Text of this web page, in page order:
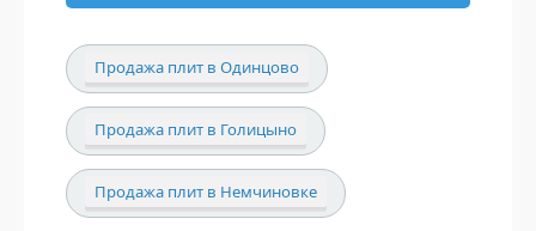
Продажа плит в Одинцово
Продажа плит в Голицыно
Продажа плит в Немчиновке